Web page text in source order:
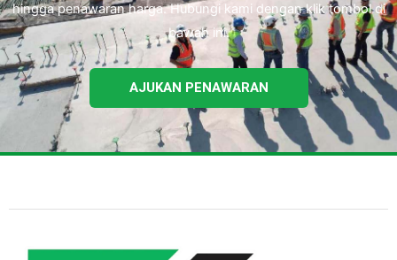
hingga penawaran harga. Hubungi kami dengan klik tombol di
bawah ini.
AJUKAN PENAWARAN